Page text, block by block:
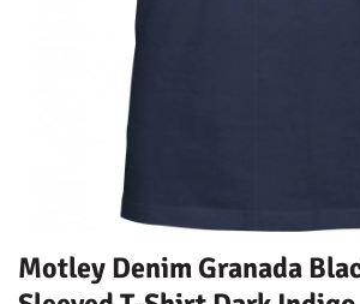
Motley Denim Granada